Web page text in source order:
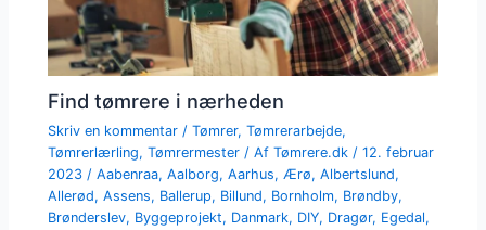
Find tømrere i nærheden
Skriv en kommentar /Tømrer,Tømrerarbejde,
Tømrerlærling,Tømrermester / AfTømrere.dk/12. februar
2023/Aabenraa,Aalborg,Aarhus,Ærø,Albertslund,
Allerød,Assens, Ballerup, Billund, Bornholm, Brøndby,
Brønderslev, Byggeprojekt, Danmark, DIY, Dragør, Egedal,